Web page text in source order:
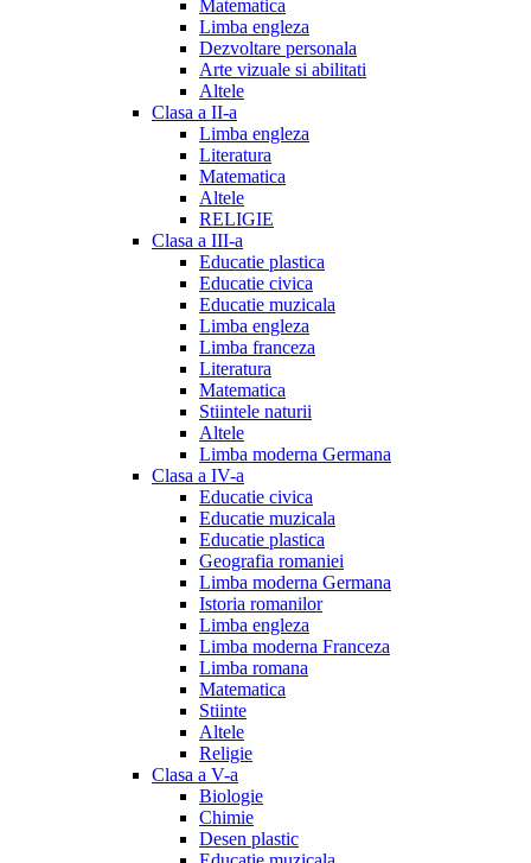
Matematica
Limba engleza
Dezvoltare personala
Arte vizuale si abilitati
Altele
Clasa a II-a
Limba engleza
Literatura
Matematica
Altele
RELIGIE
Clasa a III-a
Educatie plastica
Educatie civica
Educatie muzicala
Limba engleza
Limba franceza
Literatura
Matematica
Stiintele naturii
Altele
Limba moderna Germana
Clasa a IV-a
Educatie civica
Educatie muzicala
Educatie plastica
Geografia romaniei
Limba moderna Germana
Istoria romanilor
Limba engleza
Limba moderna Franceza
Limba romana
Matematica
Stiinte
Altele
Religie
Clasa a V-a
Biologie
Chimie
Desen plastic